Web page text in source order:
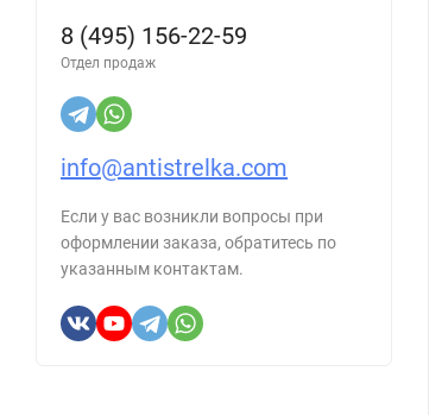
8 (495) 156-22-59
Отдел продаж
info@antistrelka.com
Если у вас возникли вопросы при
оформлении заказа, обратитесь по
указанным контактам.